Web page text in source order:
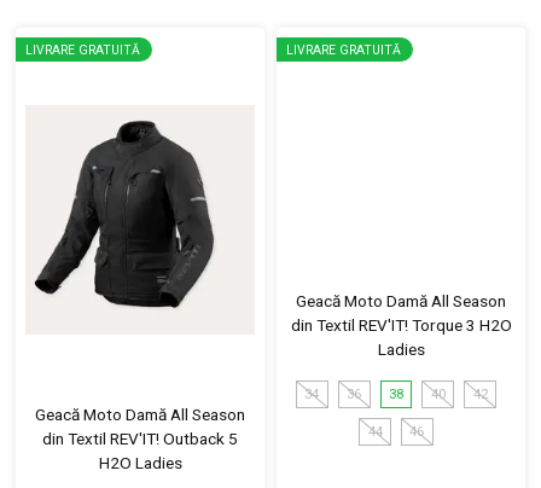
LIVRARE GRATUITĂ
Geacă Moto Damă All Season
din Textil REV'IT! Outback 5
H2O Ladies
LIVRARE GRATUITĂ
Geacă Moto Damă All Season
din Textil REV'IT! Torque 3 H2O
Ladies
34 36 38 40 42
44 46